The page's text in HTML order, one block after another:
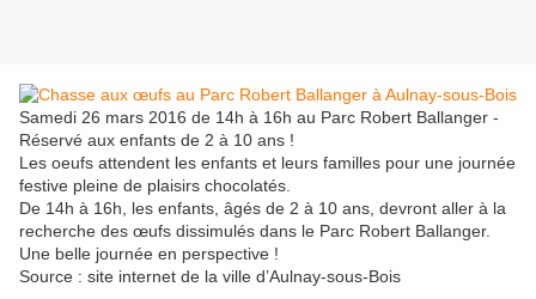
Samedi 26 mars 2016 de 14h à 16h au Parc Robert Ballanger -
Réservé aux enfants de 2 à 10 ans !
Les oeufs attendent les enfants et leurs familles pour une journée
festive pleine de plaisirs chocolatés.
De 14h à 16h, les enfants, âgés de 2 à 10 ans, devront aller à la
recherche des œufs dissimulés dans le Parc Robert Ballanger.
Une belle journée en perspective !
Source : site internet de la ville d’Aulnay-sous-Bois